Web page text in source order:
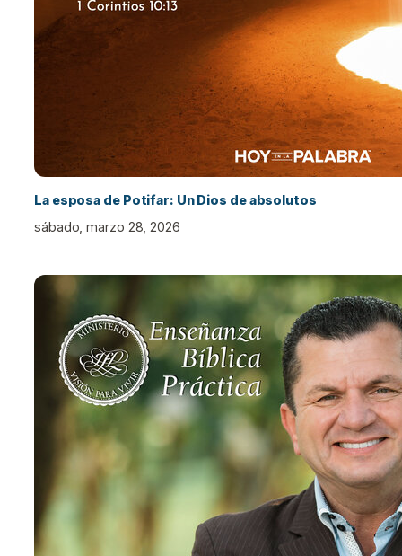
La esposa de Potifar: Un Dios de absolutos
sábado, marzo 28, 2026